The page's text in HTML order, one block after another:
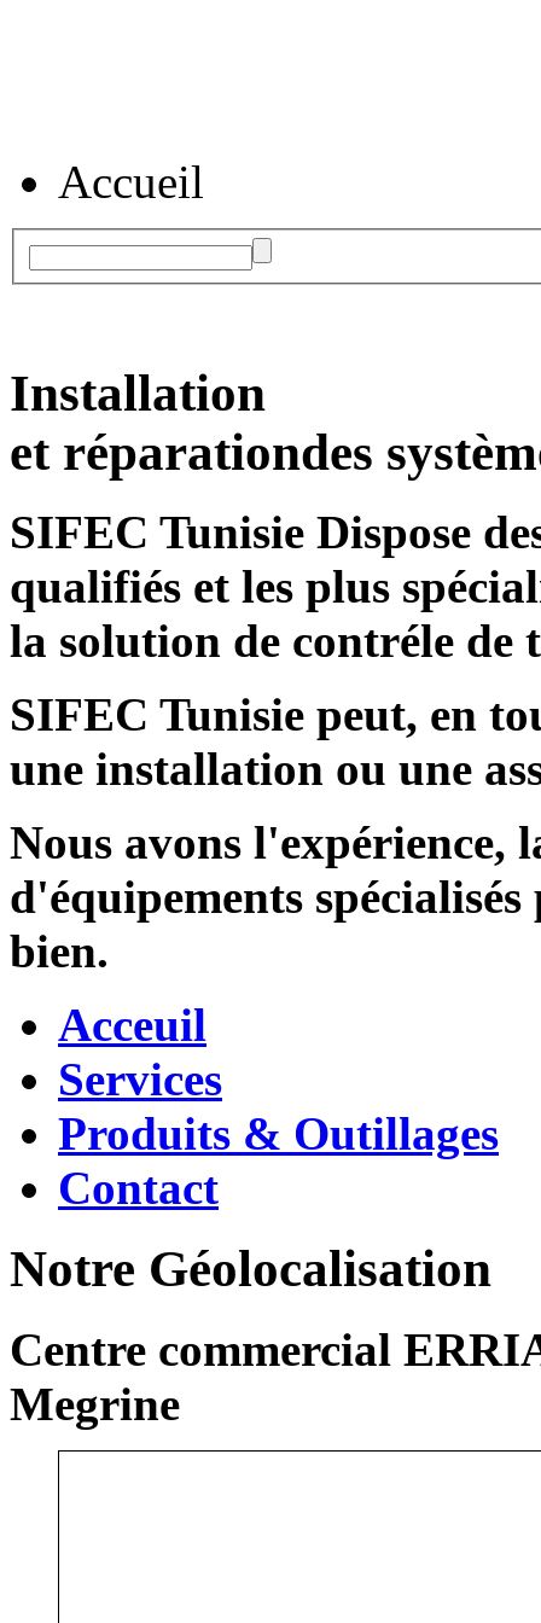
Accueil
Installation
et réparationdes
SIFEC Tunisie Dispose
qualifiés et les plus
la solution de contréle de
SIFEC Tunisie peut, en
une installation ou une
Nous avons l'expérience,
d'équipements
bien.
Acceuil
Services
Produits & Outillages
Contact
Notre Géolocalisation
Centre commercial
Megrine